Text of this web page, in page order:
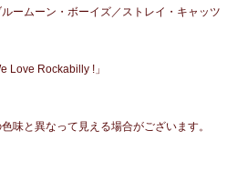
ームーン・ボーイズ／ストレイ・キャッツ
Love Rockabilly !」
味と異なって見える場合がございます。